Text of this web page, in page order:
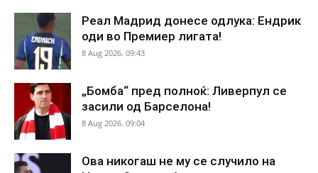
Реал Мадрид донесе одлука: Ендрик
оди во Премиер лигата!
8 Aug 2026. 09:43
„Бомба“ пред полноќ: Ливерпул се
засили од Барселона!
8 Aug 2026. 09:04
Ова никогаш не му се случило на